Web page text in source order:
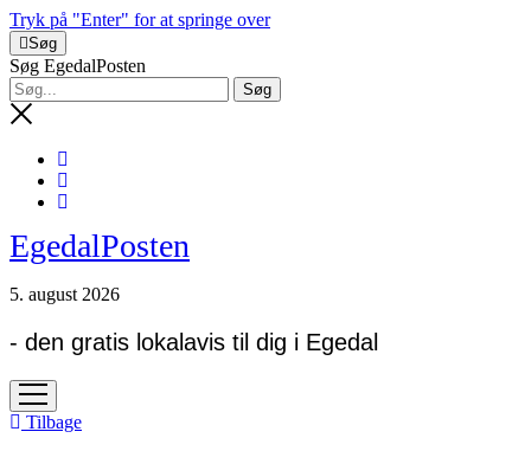
Tryk på "Enter" for at springe over
Søg
Søg EgedalPosten
EgedalPosten
5. august 2026
- den gratis lokalavis til dig i Egedal
open
menu
Tilbage